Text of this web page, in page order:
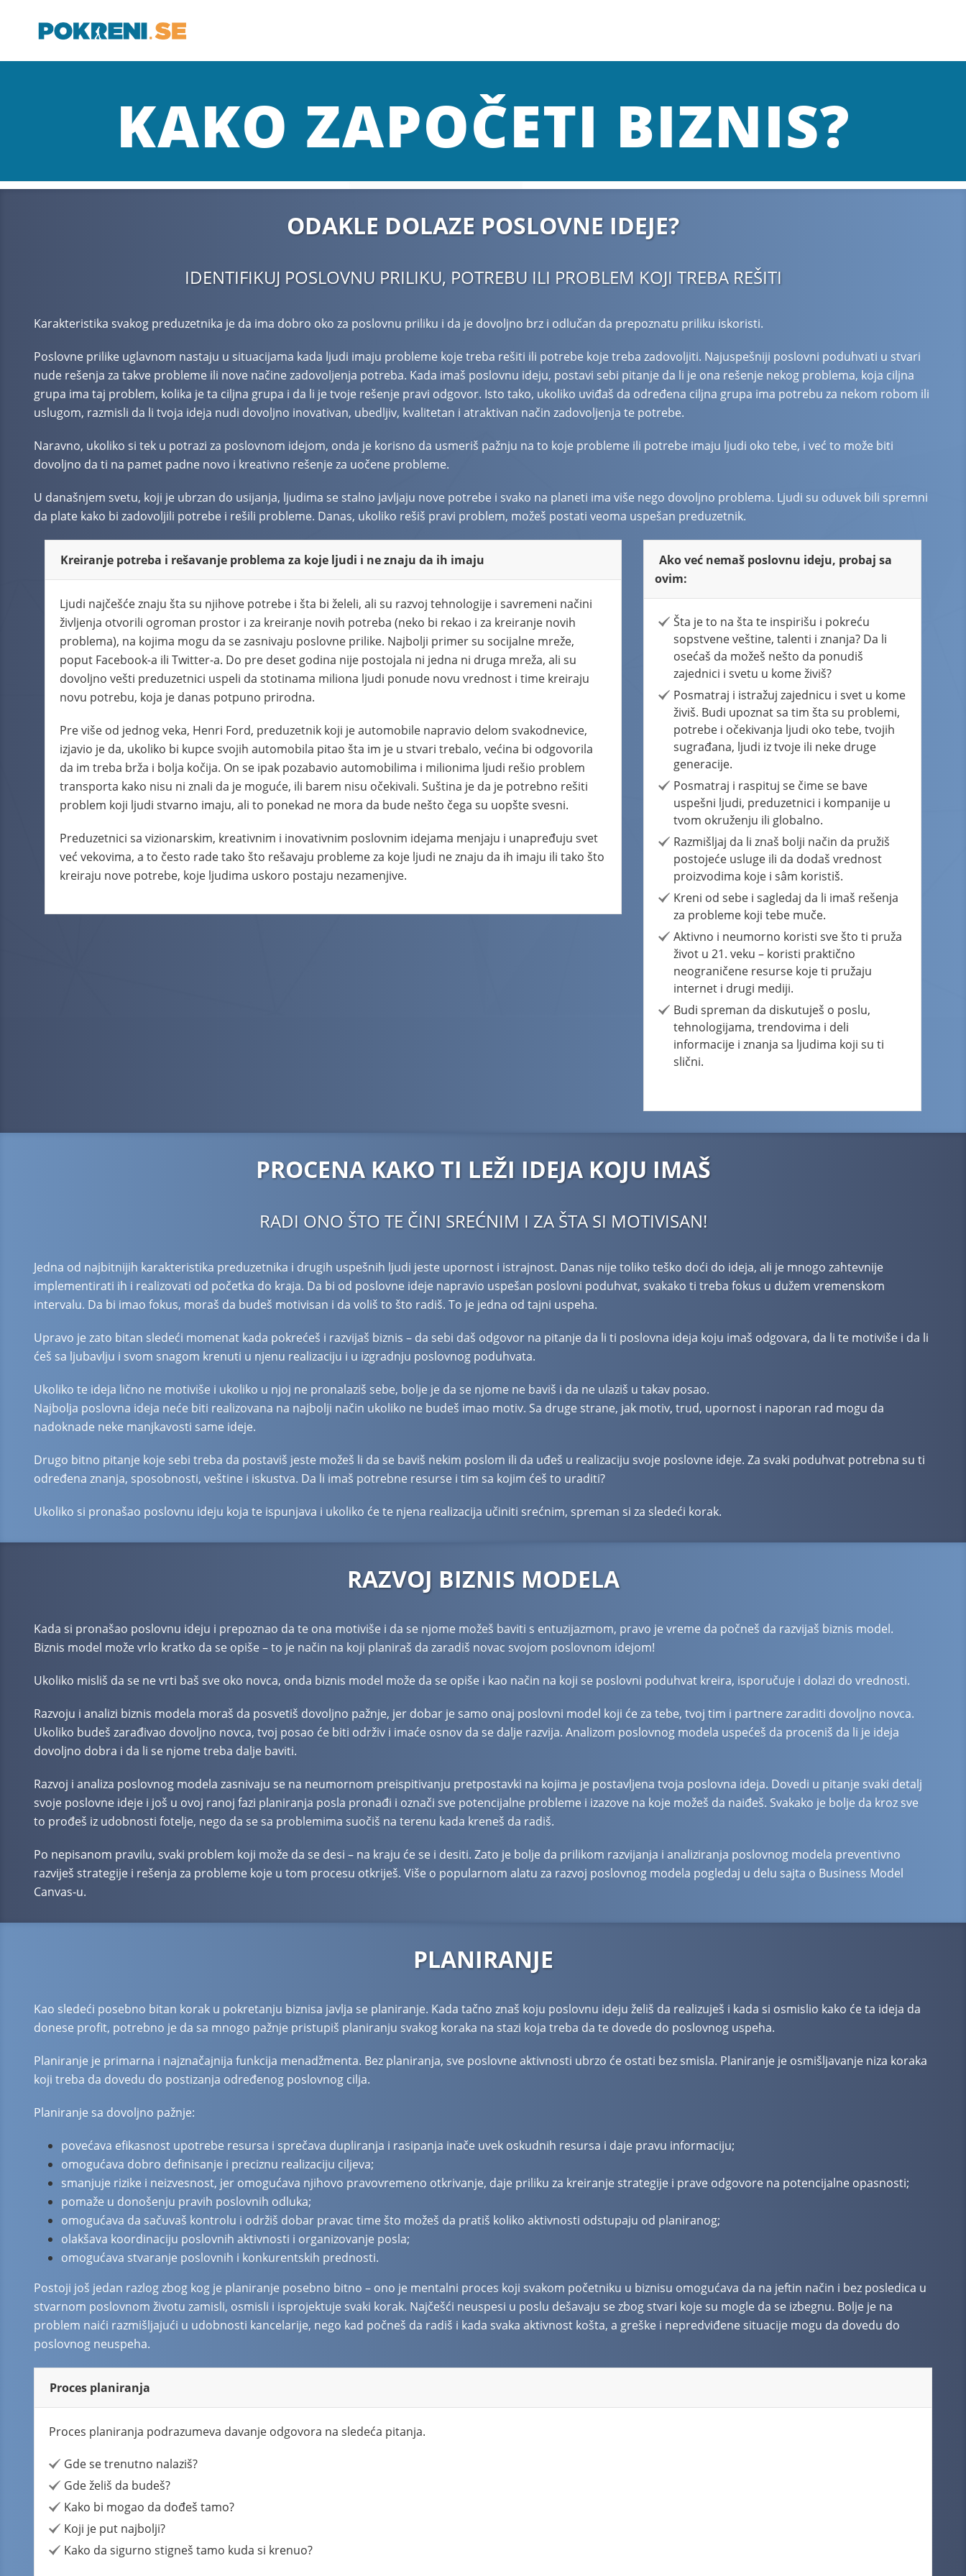
KAKO ZAPOČETI BIZNIS?
ODAKLE DOLAZE POSLOVNE IDEJE?
IDENTIFIKUJ POSLOVNU PRILIKU, POTREBU ILI PROBLEM KOJI TREBA REŠITI
Karakteristika svakog preduzetnika je da ima dobro oko za poslovnu priliku i da je dovoljno brz i odlučan da prepoznatu priliku iskoristi.
Poslovne prilike uglavnom nastaju u situacijama kada ljudi imaju probleme koje treba rešiti ili potrebe koje treba zadovoljiti. Najuspešniji poslovni poduhvati u stvari
nude rešenja za takve probleme ili nove načine zadovoljenja potreba. Kada imaš poslovnu ideju, postavi sebi pitanje da li je ona rešenje nekog problema, koja ciljna
grupa ima taj problem, kolika je ta ciljna grupa i da li je tvoje rešenje pravi odgovor. Isto tako, ukoliko uviđaš da određena ciljna grupa ima potrebu za nekom robom ili
uslugom, razmisli da li tvoja ideja nudi dovoljno inovativan, ubedljiv, kvalitetan i atraktivan način zadovoljenja te potrebe.
Naravno, ukoliko si tek u potrazi za poslovnom idejom, onda je korisno da usmeriš pažnju na to koje probleme ili potrebe imaju ljudi oko tebe, i već to može biti
dovoljno da ti na pamet padne novo i kreativno rešenje za uočene probleme.
U današnjem svetu, koji je ubrzan do usijanja, ljudima se stalno javljaju nove potrebe i svako na planeti ima više nego dovoljno problema. Ljudi su oduvek bili spremni
da plate kako bi zadovoljili potrebe i rešili probleme. Danas, ukoliko rešiš pravi problem, možeš postati veoma uspešan preduzetnik.
Kreiranje potreba i rešavanje problema za koje ljudi i ne znaju da ih imaju
Ljudi najčešće znaju šta su njihove potrebe i šta bi želeli, ali su razvoj tehnologije i savremeni načini
življenja otvorili ogroman prostor i za kreiranje novih potreba (neko bi rekao i za kreiranje novih
problema), na kojima mogu da se zasnivaju poslovne prilike. Najbolji primer su socijalne mreže,
poput Facebook-a ili Twitter-a. Do pre deset godina nije postojala ni jedna ni druga mreža, ali su
dovoljno vešti preduzetnici uspeli da stotinama miliona ljudi ponude novu vrednost i time kreiraju
novu potrebu, koja je danas potpuno prirodna.
Pre više od jednog veka, Henri Ford, preduzetnik koji je automobile napravio delom svakodnevice,
izjavio je da, ukoliko bi kupce svojih automobila pitao šta im je u stvari trebalo, većina bi odgovorila
da im treba brža i bolja kočija. On se ipak pozabavio automobilima i milionima ljudi rešio problem
transporta kako nisu ni znali da je moguće, ili barem nisu očekivali. Suština je da je potrebno rešiti
problem koji ljudi stvarno imaju, ali to ponekad ne mora da bude nešto čega su uopšte svesni.
Preduzetnici sa vizionarskim, kreativnim i inovativnim poslovnim idejama menjaju i unapređuju svet
već vekovima, a to često rade tako što rešavaju probleme za koje ljudi ne znaju da ih imaju ili tako što
kreiraju nove potrebe, koje ljudima uskoro postaju nezamenjive.
Ako već nemaš poslovnu ideju, probaj sa
ovim:
Šta je to na šta te inspirišu i pokreću
sopstvene veštine, talenti i znanja? Da li
osećaš da možeš nešto da ponudiš
zajednici i svetu u kome živiš?
Posmatraj i istražuj zajednicu i svet u kome
živiš. Budi upoznat sa tim šta su problemi,
potrebe i očekivanja ljudi oko tebe, tvojih
sugrađana, ljudi iz tvoje ili neke druge
generacije.
Posmatraj i raspituj se čime se bave
uspešni ljudi, preduzetnici i kompanije u
tvom okruženju ili globalno.
Razmišljaj da li znaš bolji način da pružiš
postojeće usluge ili da dodaš vrednost
proizvodima koje i sâm koristiš.
Kreni od sebe i sagledaj da li imaš rešenja
za probleme koji tebe muče.
Aktivno i neumorno koristi sve što ti pruža
život u 21. veku – koristi praktično
neograničene resurse koje ti pružaju
internet i drugi mediji.
Budi spreman da diskutuješ o poslu,
tehnologijama, trendovima i deli
informacije i znanja sa ljudima koji su ti
slični.
PROCENA KAKO TI LEŽI IDEJA KOJU IMAŠ
RADI ONO ŠTO TE ČINI SREĆNIM I ZA ŠTA SI MOTIVISAN!
Jedna od najbitnijih karakteristika preduzetnika i drugih uspešnih ljudi jeste upornost i istrajnost. Danas nije toliko teško doći do ideja, ali je mnogo zahtevnije
implementirati ih i realizovati od početka do kraja. Da bi od poslovne ideje napravio uspešan poslovni poduhvat, svakako ti treba fokus u dužem vremenskom
intervalu. Da bi imao fokus, moraš da budeš motivisan i da voliš to što radiš. To je jedna od tajni uspeha.
Upravo je zato bitan sledeći momenat kada pokrećeš i razvijaš biznis – da sebi daš odgovor na pitanje da li ti poslovna ideja koju imaš odgovara, da li te motiviše i da li
ćeš sa ljubavlju i svom snagom krenuti u njenu realizaciju i u izgradnju poslovnog poduhvata.
Ukoliko te ideja lično ne motiviše i ukoliko u njoj ne pronalaziš sebe, bolje je da se njome ne baviš i da ne ulaziš u takav posao.
Najbolja poslovna ideja neće biti realizovana na najbolji način ukoliko ne budeš imao motiv. Sa druge strane, jak motiv, trud, upornost i naporan rad mogu da
nadoknade neke manjkavosti same ideje.
Drugo bitno pitanje koje sebi treba da postaviš jeste možeš li da se baviš nekim poslom ili da uđeš u realizaciju svoje poslovne ideje. Za svaki poduhvat potrebna su ti
određena znanja, sposobnosti, veštine i iskustva. Da li imaš potrebne resurse i tim sa kojim ćeš to uraditi?
Ukoliko si pronašao poslovnu ideju koja te ispunjava i ukoliko će te njena realizacija učiniti srećnim, spreman si za sledeći korak.
RAZVOJ BIZNIS MODELA
Kada si pronašao poslovnu ideju i prepoznao da te ona motiviše i da se njome možeš baviti s entuzijazmom, pravo je vreme da počneš da razvijaš biznis model.
Biznis model može vrlo kratko da se opiše – to je način na koji planiraš da zaradiš novac svojom poslovnom idejom!
Ukoliko misliš da se ne vrti baš sve oko novca, onda biznis model može da se opiše i kao način na koji se poslovni poduhvat kreira, isporučuje i dolazi do vrednosti.
Razvoju i analizi biznis modela moraš da posvetiš dovoljno pažnje, jer dobar je samo onaj poslovni model koji će za tebe, tvoj tim i partnere zaraditi dovoljno novca.
Ukoliko budeš zarađivao dovoljno novca, tvoj posao će biti održiv i imaće osnov da se dalje razvija. Analizom poslovnog modela uspećeš da proceniš da li je ideja
dovoljno dobra i da li se njome treba dalje baviti.
Razvoj i analiza poslovnog modela zasnivaju se na neumornom preispitivanju pretpostavki na kojima je postavljena tvoja poslovna ideja. Dovedi u pitanje svaki detalj
svoje poslovne ideje i još u ovoj ranoj fazi planiranja posla pronađi i označi sve potencijalne probleme i izazove na koje možeš da naiđeš. Svakako je bolje da kroz sve
to prođeš iz udobnosti fotelje, nego da se sa problemima suočiš na terenu kada kreneš da radiš.
Po nepisanom pravilu, svaki problem koji može da se desi – na kraju će se i desiti. Zato je bolje da prilikom razvijanja i analiziranja poslovnog modela preventivno
razviješ strategije i rešenja za probleme koje u tom procesu otkriješ. Više o popularnom alatu za razvoj poslovnog modela pogledaj u delu sajta o Business Model
Canvas-u.
PLANIRANJE
Kao sledeći posebno bitan korak u pokretanju biznisa javlja se planiranje. Kada tačno znaš koju poslovnu ideju želiš da realizuješ i kada si osmislio kako će ta ideja da
donese profit, potrebno je da sa mnogo pažnje pristupiš planiranju svakog koraka na stazi koja treba da te dovede do poslovnog uspeha.
Planiranje je primarna i najznačajnija funkcija menadžmenta. Bez planiranja, sve poslovne aktivnosti ubrzo će ostati bez smisla. Planiranje je osmišljavanje niza koraka
koji treba da dovedu do postizanja određenog poslovnog cilja.
Planiranje sa dovoljno pažnje:
povećava efikasnost upotrebe resursa i sprečava dupliranja i rasipanja inače uvek oskudnih resursa i daje pravu informaciju;
omogućava dobro definisanje i preciznu realizaciju ciljeva;
smanjuje rizike i neizvesnost, jer omogućava njihovo pravovremeno otkrivanje, daje priliku za kreiranje strategije i prave odgovore na potencijalne opasnosti;
pomaže u donošenju pravih poslovnih odluka;
omogućava da sačuvaš kontrolu i održiš dobar pravac time što možeš da pratiš koliko aktivnosti odstupaju od planiranog;
olakšava koordinaciju poslovnih aktivnosti i organizovanje posla;
omogućava stvaranje poslovnih i konkurentskih prednosti.
Postoji još jedan razlog zbog kog je planiranje posebno bitno – ono je mentalni proces koji svakom početniku u biznisu omogućava da na jeftin način i bez posledica u
stvarnom poslovnom životu zamisli, osmisli i isprojektuje svaki korak. Najčešći neuspesi u poslu dešavaju se zbog stvari koje su mogle da se izbegnu. Bolje je na
problem naići razmišljajući u udobnosti kancelarije, nego kad počneš da radiš i kada svaka aktivnost košta, a greške i nepredviđene situacije mogu da dovedu do
poslovnog neuspeha.
Proces planiranja
Proces planiranja podrazumeva davanje odgovora na sledeća pitanja.
Gde se trenutno nalaziš?
Gde želiš da budeš?
Kako bi mogao da dođeš tamo?
Koji je put najbolji?
Kako da sigurno stigneš tamo kuda si krenuo?